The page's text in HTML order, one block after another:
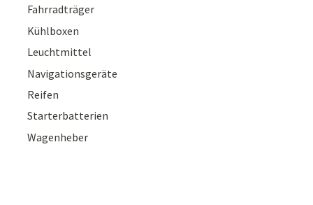
Fahrradträger
Kühlboxen
Leuchtmittel
Navigationsgeräte
Reifen
Starterbatterien
Wagenheber